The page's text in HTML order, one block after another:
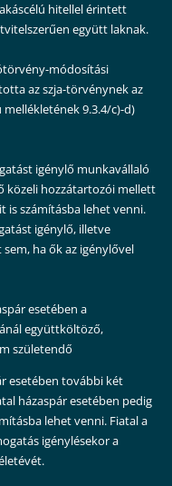
hitellel érintett
együtt laknak.
módosítási
az szja-törvénynek az
9.3.4/c)-d)
igénylő munkavállaló
közeli hozzátartozói mellett
is számításba lehet venni.
igénylő, illetve
ha ők az igénylővel
esetében a
együttköltöző,
születendő
esetében további két
házaspár esetében pedig
lehet venni. Fiatal a
igénylésekor a